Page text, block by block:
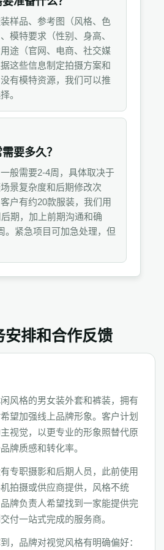
样品、参考图（风格、色
模特要求（性别、身高、
途（官网、电商、社交媒
这些信息制定拍摄方案和
有模特资源，我们可以推
。
要多久？
般需要2-4周，具体取决于
景复杂度和后期修改次
户有约20款服装，我们用
期，加上前期沟通和确
。紧急项目可加急处理，但
安排和合作反馈
风格的男女装外套和裤装，拥有
望加强线上品牌形象。客户计划
视觉，以更专业的形象照替代原
牌质感和转化率。
专职摄影和后期人员，此前使用
拍摄或供应商提供，风格不统
牌负责人希望找到一家能提供完
付一站式完成的服务商。
，品牌对视觉风格有明确偏好：